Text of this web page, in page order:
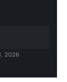
2026